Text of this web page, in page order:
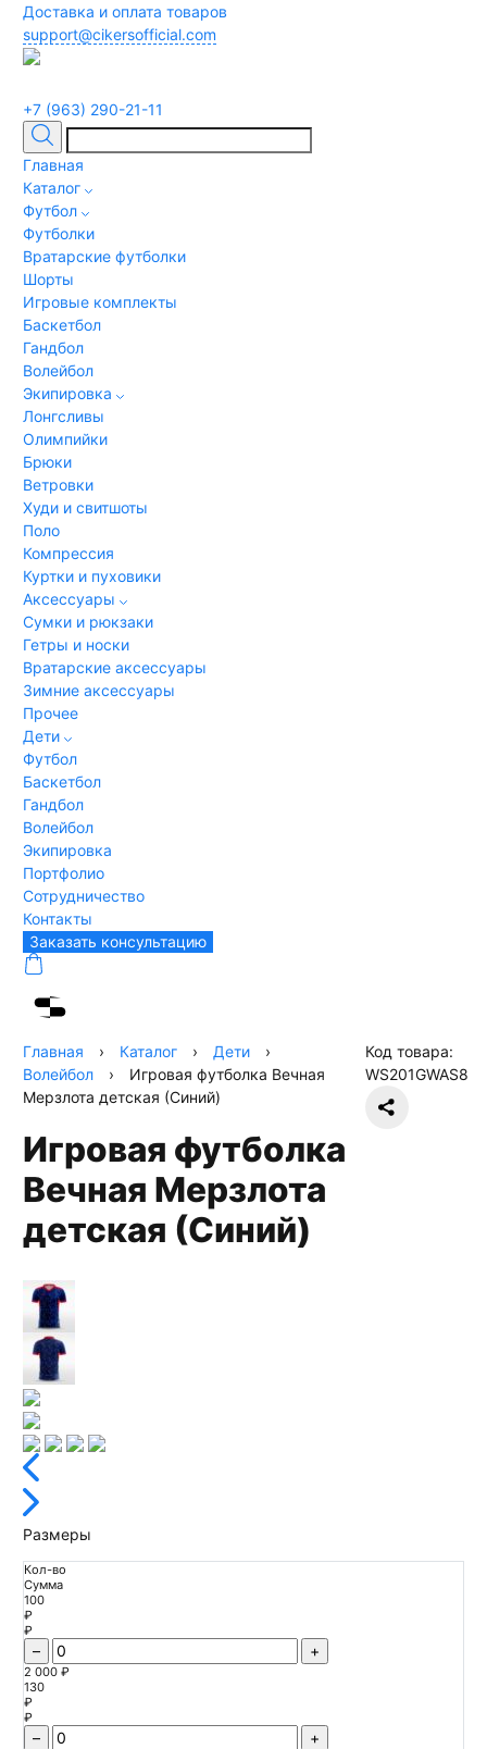
Доставка и оплата товаров
support@cikersofficial.com
+7 (963) 290-21-11
Главная
Каталог
Футбол
Футболки
Вратарские футболки
Шорты
Игровые комплекты
Баскетбол
Гандбол
Волейбол
Экипировка
Лонгсливы
Олимпийки
Брюки
Ветровки
Худи и свитшоты
Поло
Компрессия
Куртки и пуховики
Аксессуары
Сумки и рюкзаки
Гетры и носки
Вратарские аксессуары
Зимние аксессуары
Прочее
Дети
Футбол
Баскетбол
Гандбол
Волейбол
Экипировка
Портфолио
Сотрудничество
Контакты
Заказать консультацию
Главная › Каталог › Дети
›
Волейбол
›
Игровая футболка Вечная
Мерзлота детская (Синий)
Код товара:
WS201GWAS8
Игровая футболка
Вечная Мерзлота
детская (Синий)
Размеры
Кол-во
Сумма
100
₽
₽
– +
2 000 ₽
130
₽
₽
– +